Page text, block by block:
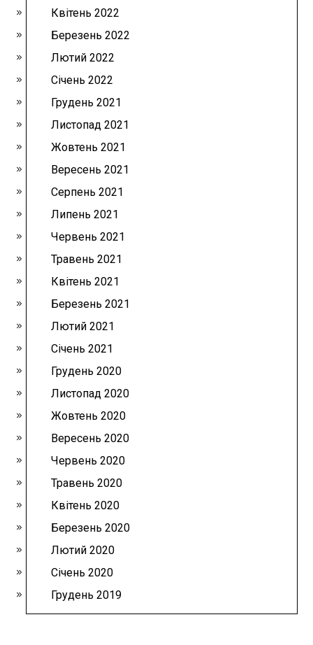
Квітень 2022
Березень 2022
Лютий 2022
Січень 2022
Грудень 2021
Листопад 2021
Жовтень 2021
Вересень 2021
Серпень 2021
Липень 2021
Червень 2021
Травень 2021
Квітень 2021
Березень 2021
Лютий 2021
Січень 2021
Грудень 2020
Листопад 2020
Жовтень 2020
Вересень 2020
Червень 2020
Травень 2020
Квітень 2020
Березень 2020
Лютий 2020
Січень 2020
Грудень 2019